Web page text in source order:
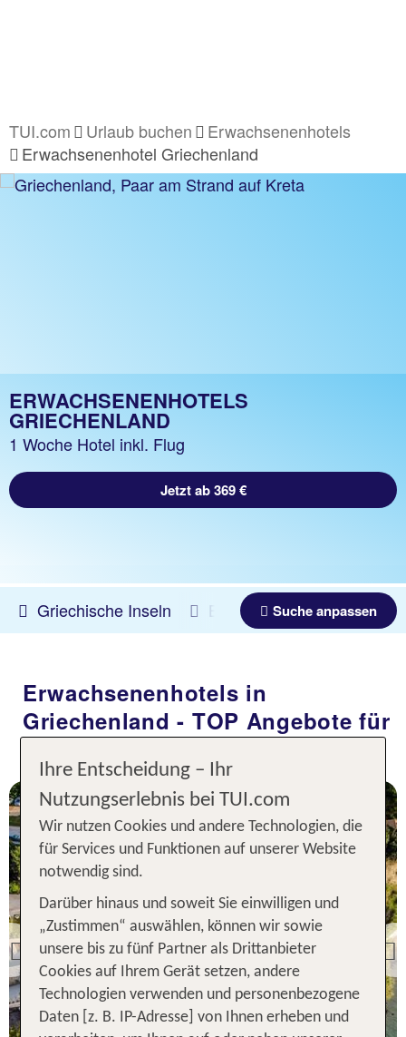
TUI.com Urlaub buchen
Erwachsenenhotels
Erwachsenenhotel Griechenland
ERWACHSENENHOTELS
GRIECHENLAND
1 Woche Hotel inkl. Flug
Jetzt ab 369 €
Griechische Inseln Beliebig 08.08.2026 -
Suche anpassen
Erwachsenenhotels in
Griechenland - TOP Angebote für
Previous
statt
774 €
Mykonos
Alkistis
7 Nächte, ÜF, XX
Ihre Entscheidung – Ihr
Nutzungserlebnis bei TUI.com
Wir nutzen Cookies und andere Technologien, die
für Services und Funktionen auf unserer Website
notwendig sind.
Darüber hinaus und soweit Sie einwilligen und
„Zustimmen“ auswählen, können wir sowie
unsere bis zu fünf Partner als Drittanbieter
Cookies auf Ihrem Gerät setzen, andere
Technologien verwenden und personenbezogene
Daten [z. B. IP-Adresse] von Ihnen erheben und